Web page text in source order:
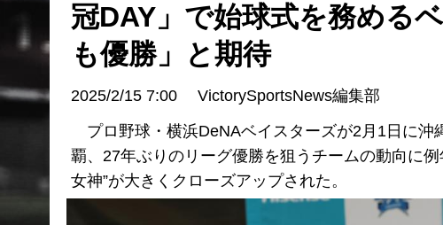
冠DAY」で始球式を務める
も優勝」と期待
2025/2/15 7:00
VictorySportsNews編集部
プロ野球・横浜DeNAベイスターズが2月1日に沖
覇、27年ぶりのリーグ優勝を狙うチームの動向に
女神”が大きくクローズアップされた。